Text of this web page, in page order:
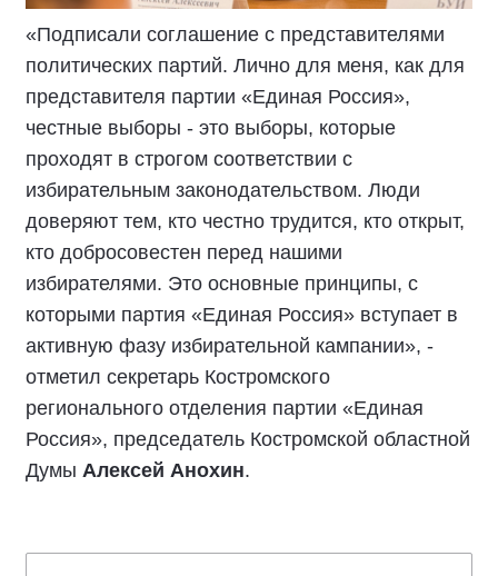
«Подписали соглашение с представителями
политических партий. Лично для меня, как для
представителя партии «Единая Россия»,
честные выборы - это выборы, которые
проходят в строгом соответствии с
избирательным законодательством. Люди
доверяют тем, кто честно трудится, кто открыт,
кто добросовестен перед нашими
избирателями. Это основные принципы, с
которыми партия «Единая Россия» вступает в
активную фазу избирательной кампании», -
отметил секретарь Костромского
регионального отделения партии «Единая
Россия», председатель Костромской областной
Думы Алексей Анохин.